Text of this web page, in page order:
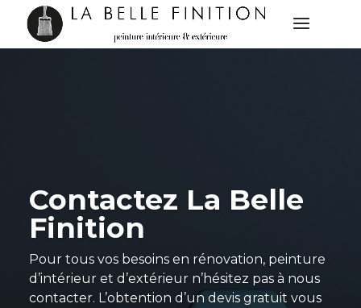
Contactez La Belle
Finition
Pour tous vos besoins en rénovation, peinture
d’intérieur et d’extérieur n’hésitez pas à nous
contacter. L’obtention d’un devis gratuit vous